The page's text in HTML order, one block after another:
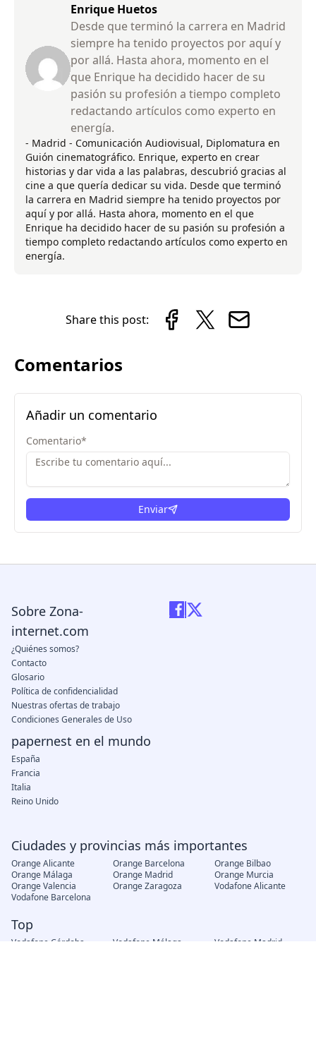
Enrique Huetos
Desde que terminó la carrera en Madrid
siempre ha tenido proyectos por aquí y
por allá. Hasta ahora, momento en el
que Enrique ha decidido hacer de su
pasión su profesión a tiempo completo
redactando artículos como experto en
energía.
- Madrid - Comunicación Audiovisual, Diplomatura en
Guión cinematográfico. Enrique, experto en crear
historias y dar vida a las palabras, descubrió gracias al
cine a que quería dedicar su vida. Desde que terminó
la carrera en Madrid siempre ha tenido proyectos por
aquí y por allá. Hasta ahora, momento en el que
Enrique ha decidido hacer de su pasión su profesión a
tiempo completo redactando artículos como experto en
energía.
Share this post:
Comentarios
Añadir un comentario
Comentario*
Enviar
Ciudades y provincias más importantes
Orange Alicante Orange Barcelona
Orange Bilbao
Orange Málaga
Orange Madrid
Orange Murcia
Orange Valencia
Orange Zaragoza
Vodafone Alicante
Vodafone Barcelona
Top
Vodafone Córdoba Vodafone Málaga
Vodafone Madrid
Sobre Zona-
internet.com
¿Quiénes somos?
Contacto
Glosario
Política de confidencialidad
Nuestras ofertas de trabajo
Condiciones Generales de Uso
papernest en el mundo
España
Francia
Italia
Reino Unido